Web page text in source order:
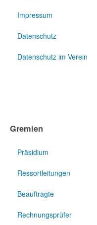
Impressum
Datenschutz
Datenschutz im Verein
Gremien
Präsidium
Ressortleitungen
Beauftragte
Rechnungsprüfer